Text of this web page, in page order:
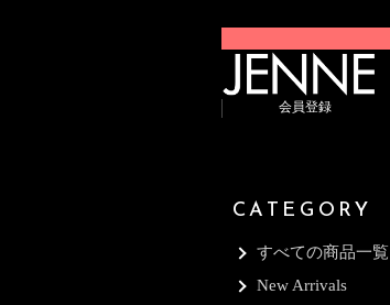
会員登録
CATEGORY
すべての商品一覧
New Arrivals